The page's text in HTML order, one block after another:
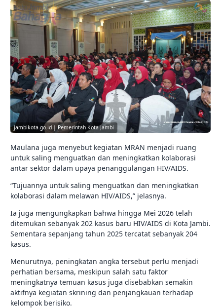
jambikota.go.id | Pemerintah Kota Jambi
Maulana juga menyebut kegiatan MRAN menjadi ruang
untuk saling menguatkan dan meningkatkan kolaborasi
antar sektor dalam upaya penanggulangan HIV/AIDS.
“Tujuannya untuk saling menguatkan dan meningkatkan
kolaborasi dalam melawan HIV/AIDS,” jelasnya.
Ia juga mengungkapkan bahwa hingga Mei 2026 telah
ditemukan sebanyak 202 kasus baru HIV/AIDS di Kota Jambi.
Sementara sepanjang tahun 2025 tercatat sebanyak 204
kasus.
Menurutnya, peningkatan angka tersebut perlu menjadi
perhatian bersama, meskipun salah satu faktor
meningkatnya temuan kasus juga disebabkan semakin
aktifnya kegiatan skrining dan penjangkauan terhadap
kelompok berisiko.